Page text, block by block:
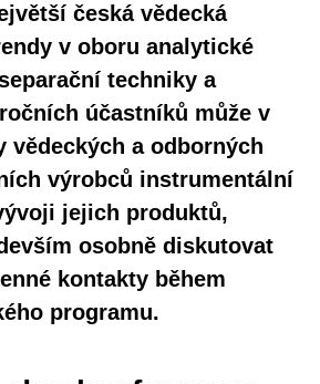
česká vědecká
v oboru analytické
techniky a
účastníků může v
vědeckých a odborných
výrobců instrumentální
jejich produktů,
osobně diskutovat
kontakty během
programu.